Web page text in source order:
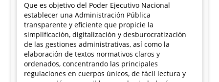
Que es objetivo del Poder Ejecutivo Nacional
establecer una Administración Pública
transparente y eficiente que propicie la
simplificación, digitalización y desburocratización
de las gestiones administrativas, así como la
elaboración de textos normativos claros y
ordenados, concentrando las principales
regulaciones en cuerpos únicos, de fácil lectura y